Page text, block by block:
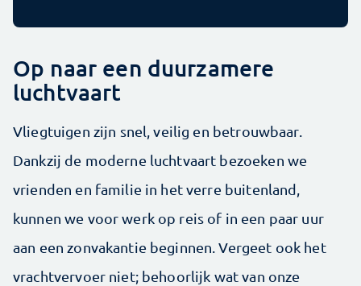
Op naar een duurzamere
luchtvaart
Vliegtuigen zijn snel, veilig en betrouwbaar.
Dankzij de moderne luchtvaart bezoeken we
vrienden en familie in het verre buitenland,
kunnen we voor werk op reis of in een paar uur
aan een zonvakantie beginnen. Vergeet ook het
vrachtvervoer niet; behoorlijk wat van onze